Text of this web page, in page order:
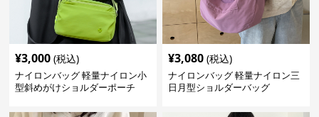
¥3,000 (税込)
ナイロンバッグ 軽量ナイロン小
型斜めがけショルダーポーチ
¥3,080 (税込)
ナイロンバッグ 軽量ナイロン三
日月型ショルダーバッグ